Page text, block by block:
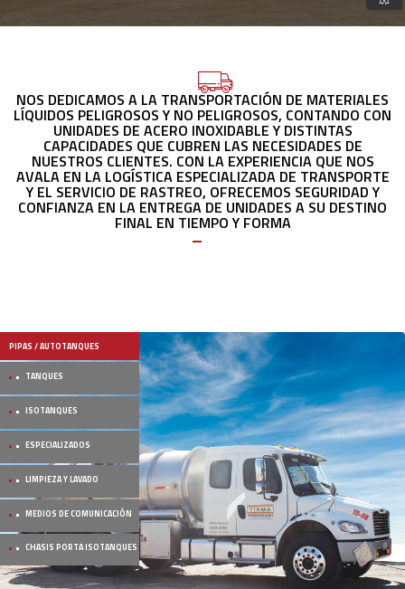
NOS DEDICAMOS A LA TRANSPORTACIÓN DE MATERIALES
LÍQUIDOS PELIGROSOS Y NO PELIGROSOS, CONTANDO CON
UNIDADES DE ACERO INOXIDABLE Y DISTINTAS
CAPACIDADES QUE CUBREN LAS NECESIDADES DE
NUESTROS CLIENTES. CON LA EXPERIENCIA QUE NOS
AVALA EN LA LOGÍSTICA ESPECIALIZADA DE TRANSPORTE
Y EL SERVICIO DE RASTREO, OFRECEMOS SEGURIDAD Y
CONFIANZA EN LA ENTREGA DE UNIDADES A SU DESTINO
FINAL EN TIEMPO Y FORMA
PIPAS / AUTOTANQUES
TANQUES
ISOTANQUES
ESPECIALIZADOS
LIMPIEZA Y LAVADO
MEDIOS DE COMUNICACIÓN
CHASIS PORTA ISOTANQUES